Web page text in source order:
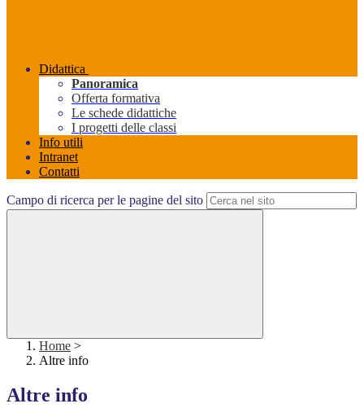
Didattica
Panoramica
Offerta formativa
Le schede didattiche
I progetti delle classi
Info utili
Intranet
Contatti
Campo di ricerca per le pagine del sito
Home >
Altre info
Altre info